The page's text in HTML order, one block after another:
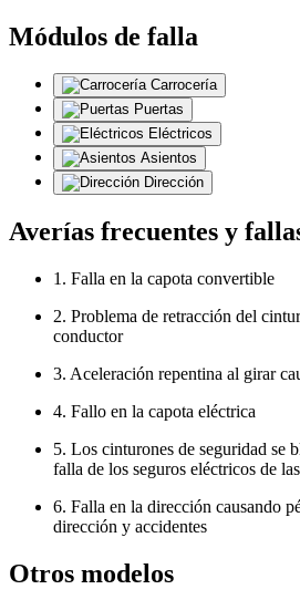
Módulos de falla
Carrocería
Puertas
Eléctricos
Asientos
Dirección
Averías frecuentes y
1. Falla en la capota convertible
2. Problema de retracción del
conductor
3. Aceleración repentina al girar
4. Fallo en la capota eléctrica
5. Los cinturones de seguridad se
falla de los seguros eléctricos de
6. Falla en la dirección causando
dirección y accidentes
Otros modelos